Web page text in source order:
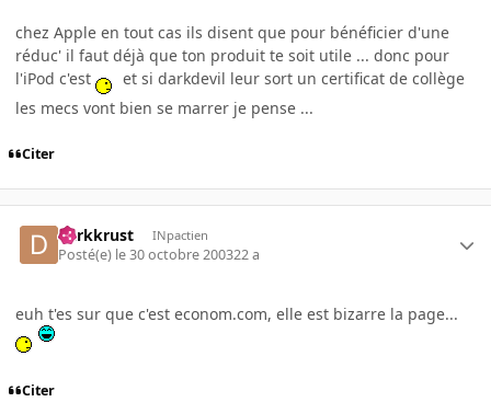
chez Apple en tout cas ils disent que pour bénéficier d'une
réduc' il faut déjà que ton produit te soit utile ... donc pour
l'iPod c'est
et si darkdevil leur sort un certificat de collège
les mecs vont bien se marrer je pense ...
Citer
darkkrust INpactien
Posté(e) le 30 octobre 200322 a
euh t'es sur que c'est econom.com, elle est bizarre la page...
Citer